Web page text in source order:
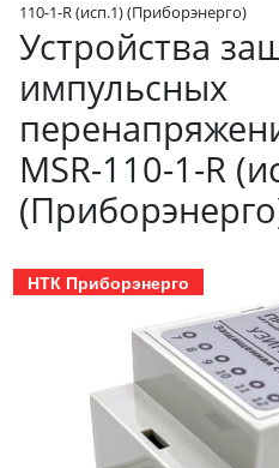
110-1-R (исп.1) (Приборэнерго)
Устройства
импульсных
MSR-110-1-R
НТК Приборэнерго